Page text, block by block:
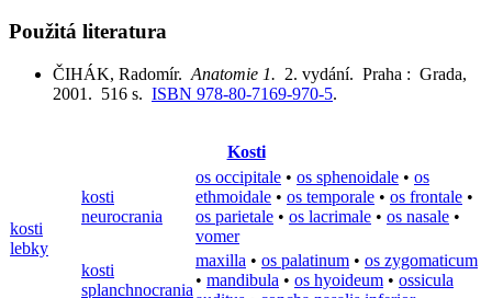
Použitá literatura
ČIHÁK, Radomír. Anatomie 1. 2. vydání. Praha : Grada,
2001. 516 s. ISBN 978-80-7169-970-5.
Kosti
kosti
lebky
kosti
neurocrania
os occipitale • os sphenoidale • os
ethmoidale • os temporale • os frontale •
os parietale • os lacrimale • os nasale •
vomer
kosti
splanchnocrania
maxilla • os palatinum • os zygomaticum
• mandibula • os hyoideum • ossicula